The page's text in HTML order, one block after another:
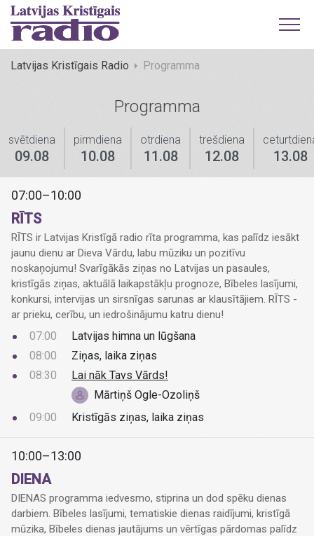
Latvijas Kristīgais Radio Programma
Programma
svētdiena
09.08
pirmdiena
10.08
otrdiena
11.08
trešdiena
12.08 13.08
07:00–10:00
RĪTS
RĪTS ir Latvijas Kristīgā radio rīta programma, kas palīdz iesākt
jaunu dienu ar Dieva Vārdu, labu mūziku un pozitīvu
noskaņojumu! Svarīgākās ziņas no Latvijas un pasaules,
kristīgās ziņas, aktuālā laikapstākļu prognoze, Bībeles lasījumi,
konkursi, intervijas un sirsnīgas sarunas ar klausītājiem. RĪTS -
ar prieku, cerību, un iedrošinājumu katru dienu!
07:00
Latvijas himna un lūgšana
08:00
Ziņas, laika ziņas
08:30
Lai nāk Tavs Vārds!
Mārtiņš Ogle-Ozoliņš
09:00
Kristīgās ziņas, laika ziņas
10:00–13:00
DIENA
DIENAS programma iedvesmo, stiprina un dod spēku dienas
darbiem. Bībeles lasījumi, tematiskie dienas raidījumi, kristīgā
mūzika, Bībeles dienas jautājums un vērtīgas pārdomas palīdz